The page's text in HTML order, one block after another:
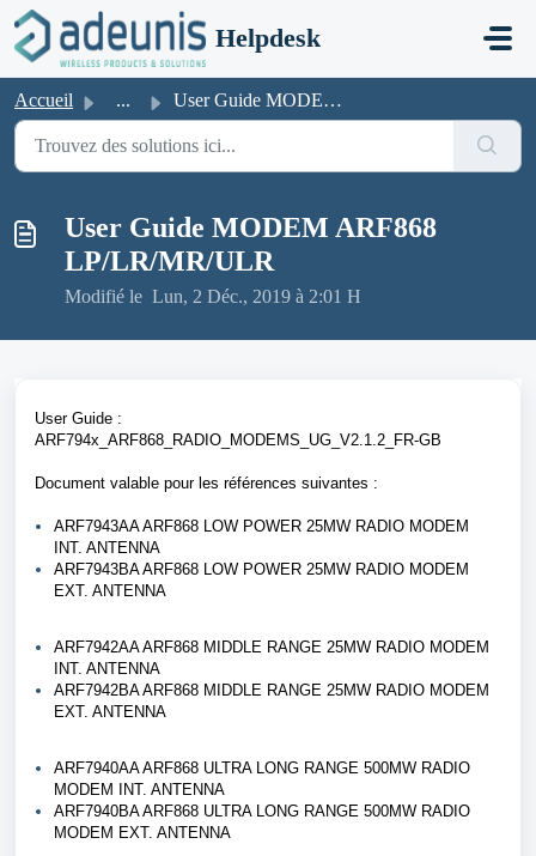
Passer au contenu principal
Helpdesk
Accueil ... User Guide MODEM ARF868 LP/LR/MR/ULR
User Guide MODEM ARF868
LP/LR/MR/ULR
Modifié le Lun, 2 Déc., 2019 à 2:01 H
User Guide :
ARF794x_ARF868_RADIO_MODEMS_UG_V2.1.2_FR-GB
Document valable pour les références suivantes :
ARF7943AA ARF868 LOW POWER 25MW RADIO MODEM
INT. ANTENNA
ARF7943BA ARF868 LOW POWER 25MW RADIO MODEM
EXT. ANTENNA
ARF7942AA ARF868 MIDDLE RANGE 25MW RADIO MODEM
INT. ANTENNA
ARF7942BA ARF868 MIDDLE RANGE 25MW RADIO MODEM
EXT. ANTENNA
ARF7940AA ARF868 ULTRA LONG RANGE 500MW RADIO
MODEM INT. ANTENNA
ARF7940BA ARF868 ULTRA LONG RANGE 500MW RADIO
MODEM EXT. ANTENNA